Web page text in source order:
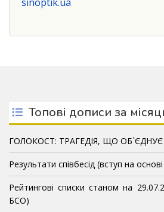
Топові дописи за
ГОЛОКОСТ: ТРАГЕДІЯ, ЩО
Результати співбесід (вступ на
Рейтингові списки станом на
БСО)